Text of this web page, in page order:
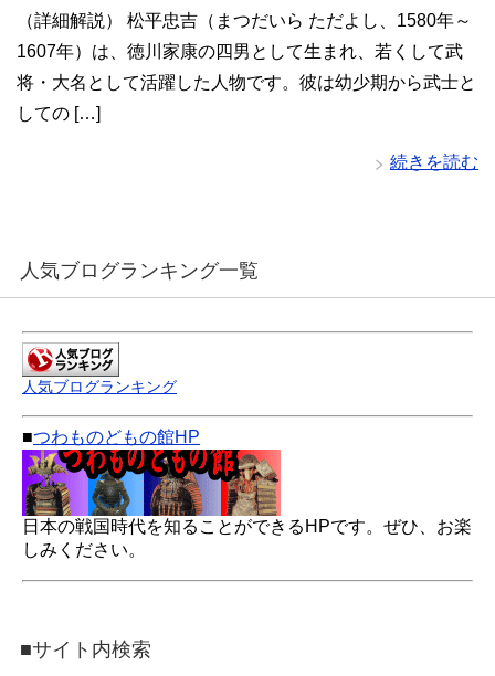
（詳細解説） 松平忠吉（まつだいら ただよし、1580年～
1607年）は、徳川家康の四男として生まれ、若くして武
将・大名として活躍した人物です。彼は幼少期から武士と
しての […]
続きを読む
人気ブログランキング一覧
人気ブログランキング
■つわものどもの館HP
日本の戦国時代を知ることができるHPです。ぜひ、お楽
しみください。
■サイト内検索